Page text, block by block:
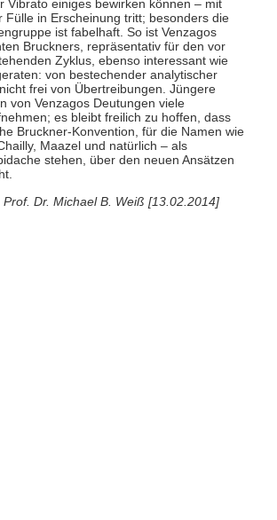
Vibrato einiges bewirken können – mit
Fülle in Erscheinung tritt; besonders die
ist fabelhaft. So ist Venzagos
Bruckners, repräsentativ für den vor
Zyklus, ebenso interessant wie
von bestechender analytischer
frei von Übertreibungen. Jüngere
von Venzagos Deutungen viele
es bleibt freilich zu hoffen, dass
Bruckner-Konvention, für die Namen wie
Maazel und natürlich – als
stehen, über den neuen Ansätzen
Prof. Dr. Michael B. Weiß [13.02.2014]